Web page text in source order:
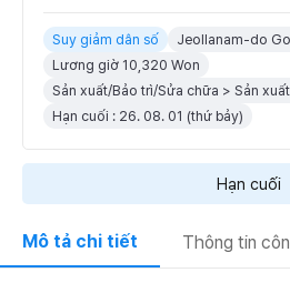
Suy giảm dân số
Jeollanam-do
Lương giờ 10,320 Won
Sản xuất/Bảo trì/Sửa chữa > Sản
Hạn cuối : 26. 08. 01 (thứ bảy)
Hạn cuối
Mô tả chi tiết Thông tin